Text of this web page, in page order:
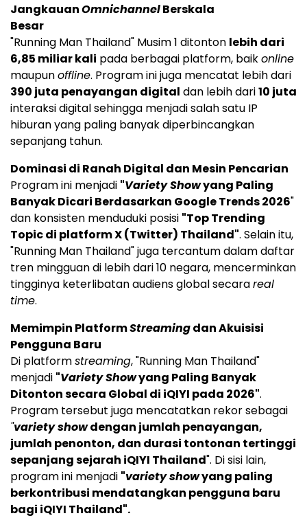
JangkauanOmnichannelBerskala
Besar
"Running Man Thailand" Musim 1 ditonton lebih dari
6,85 miliar kali pada berbagai platform, baikonline
maupunoffline. Program ini juga mencatat lebih dari
390 juta penayangan digital dan lebih dari10 juta
interaksi digital sehingga menjadi salah satu IP
hiburan yang paling banyak diperbincangkan
sepanjang tahun.
Dominasi di Ranah Digital dan Mesin Pencarian
Program ini menjadi "Variety Showyang Paling
Banyak Dicari Berdasarkan Google Trends 2026"
dan konsisten menduduki posisi "Top Trending
Topic di platform X (Twitter) Thailand". Selain itu,
"Running Man Thailand" juga tercantum dalam daftar
tren mingguan di lebih dari 10 negara, mencerminkan
tingginya keterlibatan audiens global secarareal
time.
Memimpin PlatformStreamingdan Akuisisi
Pengguna Baru
Di platformstreaming, "Running Man Thailand"
menjadi "Variety Showyang Paling Banyak
Ditonton secara Global di iQIYI pada 2026".
Program tersebut juga mencatatkan rekor sebagai
"variety showdengan jumlah penayangan,
jumlah penonton, dan durasi tontonan tertinggi
sepanjang sejarah iQIYI Thailand". Di sisi lain,
program ini menjadi "variety showyang paling
berkontribusi mendatangkan pengguna baru
bagi iQIYI Thailand".